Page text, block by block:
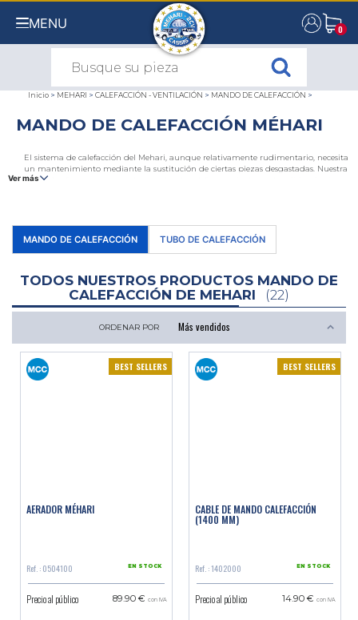
MENU 0
0
Inicio > MEHARI > CALEFACCIÓN - VENTILACIÓN > MANDO DE CALEFACCIÓN >
MANDO DE CALEFACCIÓN MÉHARI
El sistema de calefacción del Mehari, aunque relativamente rudimentario, necesita
un mantenimiento mediante la sustitución de ciertas piezas desgastadas. Nuestra
tienda le ofrece una gama de mandos de calefacción, incluyendo salidas de aire
Ver más
MANDO DE CALEFACCIÓN TUBO DE CALEFACCIÓN
TODOS NUESTROS PRODUCTOS MANDO DE
CALEFACCIÓN DE MEHARI
(22)
ORDENAR POR
BEST SELLERS
AERADOR MÉHARI
Ref. : 0504100 EN STOCK
Precio al público 89.90 € con IVA
BEST SELLERS
CABLE DE MANDO CALEFACCIÓN
(1400 MM)
Ref. : 1402000 EN STOCK
Precio al público 14.90 € con IVA